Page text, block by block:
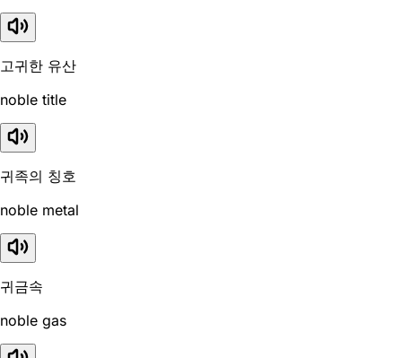
고귀한 유산
noble title
귀족의 칭호
noble metal
귀금속
noble gas